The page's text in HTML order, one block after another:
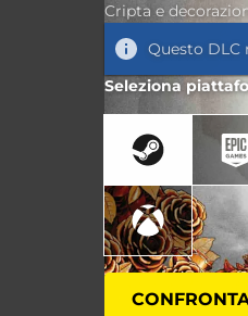
Cripta e
Questo DLC
Seleziona